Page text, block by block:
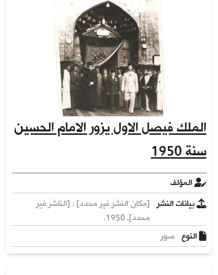
الملك فيصل الاول يزور الامام الحسين
سنة 1950
المؤلف
بيانات النشر [مكان النشر غير محدد] : [الناشر غير
محدد]، 1950.
النوع صور